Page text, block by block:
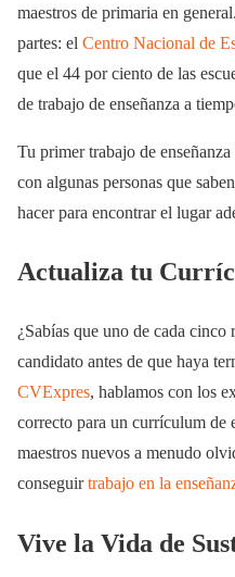
maestros de primaria en
partes: el Centro Nacional de
que el 44 por ciento de las
de trabajo de enseñanza a
Tu primer trabajo de
con algunas personas que
hacer para encontrar el lugar
Actualiza tu
¿Sabías que uno de cada cinco
candidato antes de que haya
CVExpres, hablamos con los
correcto para un currículum de
maestros nuevos a menudo
conseguirtrabajo en la
Vive la Vida de